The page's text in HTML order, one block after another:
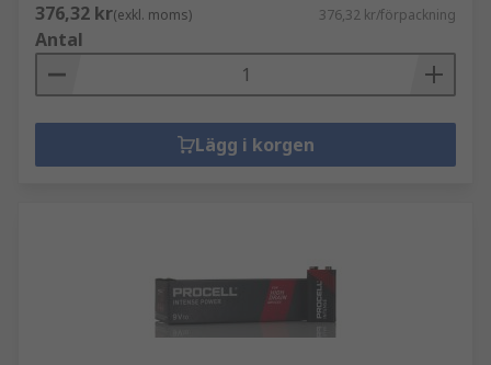
376,32 kr(exkl. moms) 376,32 kr/förpackning
Antal
Lägg i korgen